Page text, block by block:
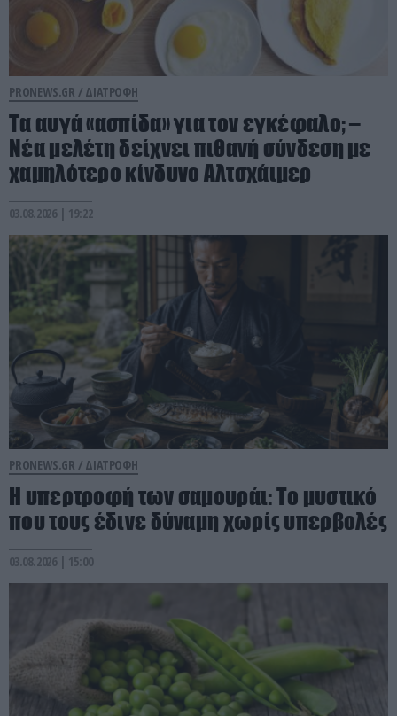
PRONEWS.GR / ΔΙΑΤΡΟΦΗ
Τα αυγά «ασπίδα» για τον εγκέφαλο; –
Νέα μελέτη δείχνει πιθανή σύνδεση με
χαμηλότερο κίνδυνο Αλτσχάιμερ
03.08.2026 | 19:22
PRONEWS.GR / ΔΙΑΤΡΟΦΗ
Η υπερτροφή των σαμουράι: Το μυστικό
που τους έδινε δύναμη χωρίς υπερβολές
03.08.2026 | 15:00